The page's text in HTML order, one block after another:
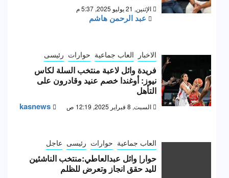
الإثنين, 21 يوليو 2025, 5:37 م
عبد الرحمن هاشم
الاخبار العاب جماعية حوارات رئيسى
فريدة وائل لاعبة منتخب السلة لكاس
نيوز: أوغندا خصم عنيد وقادرون على
التأهل
السبت, 8 فبراير 2025, 12:19 ص kasnews
العاب جماعية حوارات رئيسى عاجل
حوار| وائل عبدالعاطي:منتخب الناشئين
لليد حقق انجاز وتعرض للظلم